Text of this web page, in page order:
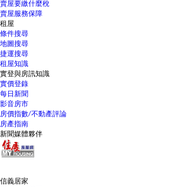
賣屋要繳什麼稅
賣屋服務保障
租屋
條件搜尋
地圖搜尋
捷運搜尋
租屋知識
實登與房訊知識
實價登錄
每日新聞
影音房市
房價指數/不動產評論
房產指南
新聞媒體夥伴
信義居家